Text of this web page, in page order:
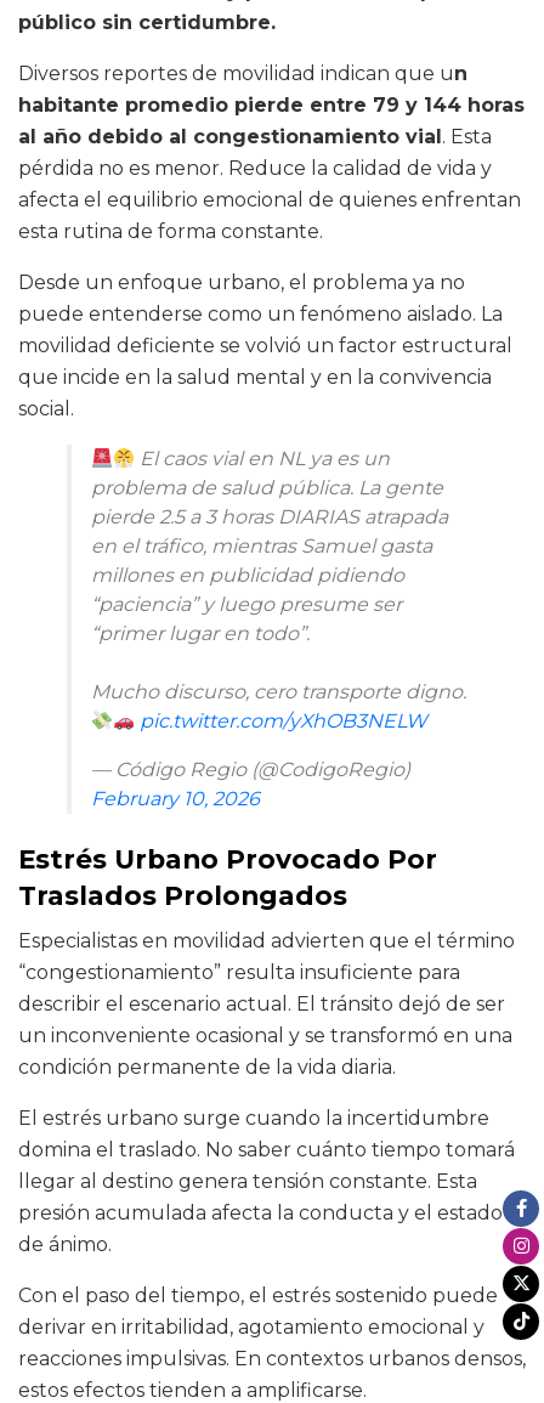
público sin certidumbre.
Diversos reportes de movilidad indican que un
habitante promedio pierde entre 79 y 144 horas
al año debido al congestionamiento vial. Esta
pérdida no es menor. Reduce la calidad de vida y
afecta el equilibrio emocional de quienes enfrentan
esta rutina de forma constante.
Desde un enfoque urbano, el problema ya no
puede entenderse como un fenómeno aislado. La
movilidad deficiente se volvió un factor estructural
que incide en la salud mental y en la convivencia
social.
El caos vial en NL ya es un
problema de salud pública. La gente
pierde 2.5 a 3 horas DIARIAS atrapada
en el tráfico, mientras Samuel gasta
millones en publicidad pidiendo
“paciencia” y luego presume ser
“primer lugar en todo”.
Mucho discurso, cero transporte digno.
pic.twitter.com/yXhOB3NELW
— Código Regio (@CodigoRegio)
February 10, 2026
Estrés Urbano Provocado Por
Traslados Prolongados
Especialistas en movilidad advierten que el término
“congestionamiento” resulta insuficiente para
describir el escenario actual. El tránsito dejó de ser
un inconveniente ocasional y se transformó en una
condición permanente de la vida diaria.
El estrés urbano surge cuando la incertidumbre
domina el traslado. No saber cuánto tiempo tomará
llegar al destino genera tensión constante. Esta
presión acumulada afecta la conducta y el estado
de ánimo.
Con el paso del tiempo, el estrés sostenido puede
derivar en irritabilidad, agotamiento emocional y
reacciones impulsivas. En contextos urbanos densos,
estos efectos tienden a amplificarse.